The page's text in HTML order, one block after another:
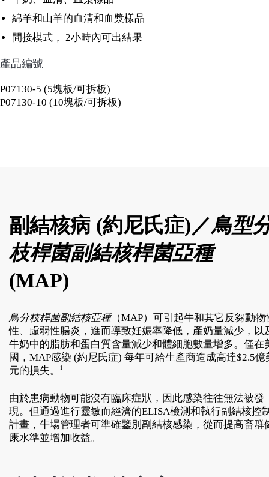
綿羊和山羊的血清和血漿樣品
間接模式， 2小時內可出結果
產品編號
P07130-5 (5塊板/可拆板)
P07130-10 (10塊板/可拆板)
副結核病 (約尼氏症)／鳥型
枝桿菌副結核桿菌亞種
(MAP)
鳥分枝桿菌副結核亞種（MAP）可引起牛和其它反芻動物
性、虛弱性腸炎，進而導致妊娠率降低，產奶量減少，以
牛奶中的脂肪和蛋白質含量減少和體細胞數量增多。僅在
國，MAP感染 (約尼氏症) 每年可給生產商造成高達$2.5億
元的損失。
1
由於患病動物可能沒有臨床症狀，因此感染往往無法被發
現。但通過進行靈敏而經濟的ELISA檢測和執行副結核控
計畫，牛場管理者可準確鑒別副結核感染，從而提高畜群
康水準並增加收益。